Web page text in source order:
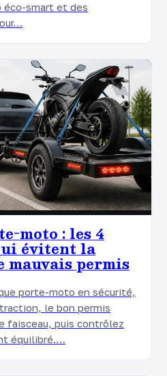
éco-smart et des
moto : les 4
évitent la
mauvais permis
porte-moto en sécurité,
le bon permis
faisceau, puis contrôlez
équilibré.…